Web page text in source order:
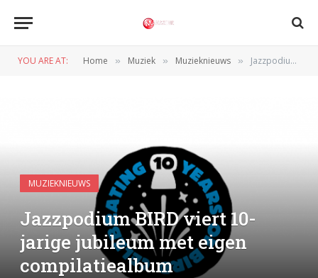
YOU ARE AT: Home » Muziek » Muzieknieuws » Jazzpodium BIRD viert 10-jarige jubileum met eigen compilatiealbum
MUZIEKNIEUWS
Jazzpodium BIRD viert 10-
jarige jubileum met eigen
compilatiealbum